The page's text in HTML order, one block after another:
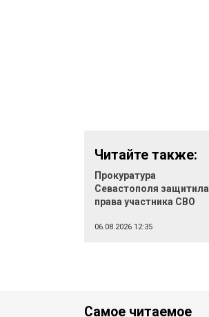
Читайте также:
Прокуратура
Севастополя защитила
права участника СВО
06.08.2026 12:35
Самое читаемое